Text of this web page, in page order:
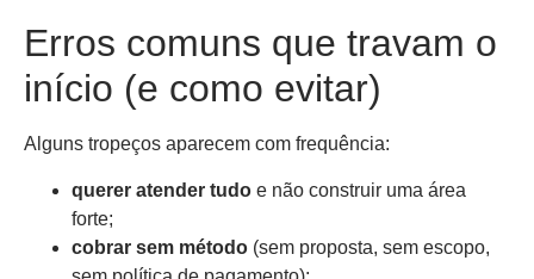
Erros comuns que travam o
início (e como evitar)
Alguns tropeços aparecem com frequência:
querer atender tudo e não construir uma área
forte;
cobrar sem método (sem proposta, sem escopo,